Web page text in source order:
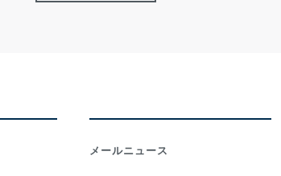
メールニュース